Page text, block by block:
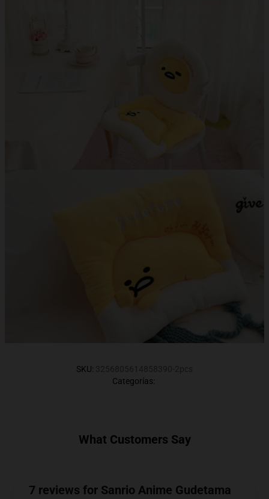
SKU:
Categorías:
What Customers Say
7 reviews for Sanrio Anime Gudetama